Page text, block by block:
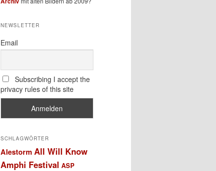
NEWSLETTER
Email
Subscribing I accept the
privacy rules of this site
SCHLAGWÖRTER
Alestorm All Will Know
Amphi Festival ASP